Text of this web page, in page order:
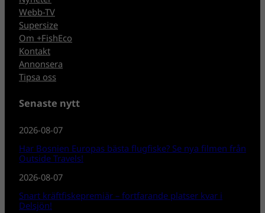
Webb-TV
Supersize
Om +FishEco
Kontakt
Annonsera
Tipsa oss
Senaste nytt
2026-08-07
Har Bosnien Europas bästa flugfiske? Se nya filmen från
Outside Travels!
2026-08-07
Snart kräftfiskepremiär – fortfarande platser kvar i
Delsjön!